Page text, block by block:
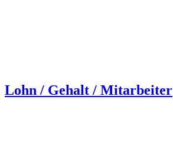
Lohn / Gehalt / Mitarbeiter